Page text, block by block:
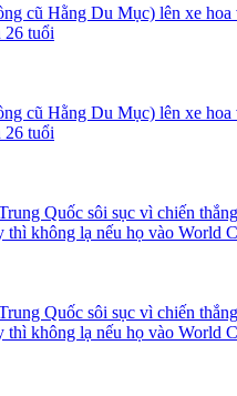
cũ Hằng Du Mục) lên xe
26 tuổi
cũ Hằng Du Mục) lên xe
26 tuổi
Quốc sôi sục vì chiến
thì không lạ nếu họ vào World
Quốc sôi sục vì chiến
thì không lạ nếu họ vào World